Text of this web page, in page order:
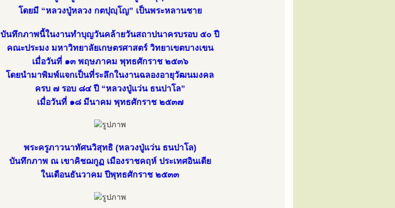
โดยมี “หลวงปู่หลวง กตปุญฺโญ” เป็นพระหลานชาย
บันทึกภาพนี้ในงานทำบุญวันคล้ายวันสถาปนาครบรอบ ๕๐ ปี
คณะประมง มหาวิทยาลัยเกษตรศาสตร์ วิทยาเขตบางเขน
เมื่อวันที่ ๑๓ พฤษภาคม พุทธศักราช ๒๕๓๖
โดยนำมาพิมพ์แจกเป็นที่ระลึกในงานฉลองอายุวัฒนมงคล
ครบ ๗ รอบ ๘๔ ปี “หลวงปู่แว่น ธนปาโล”
เมื่อวันที่ ๑๘ มีนาคม พุทธศักราช ๒๕๓๗
พระครูภาวนาทัศนวิสุทธิ (หลวงปู่แว่น ธนปาโล)
บันทึกภาพ ณ เขาคิชฌกูฏ เมืองราชคฤห์ ประเทศอินเดีย
ในเดือนธันวาคม ปีพุทธศักราช ๒๕๓๓